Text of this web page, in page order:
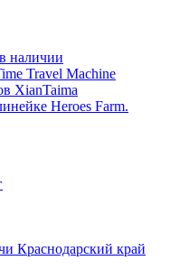
наличии
Travel Machine
XianTaima
Heroes Farm.
Краснодарский край